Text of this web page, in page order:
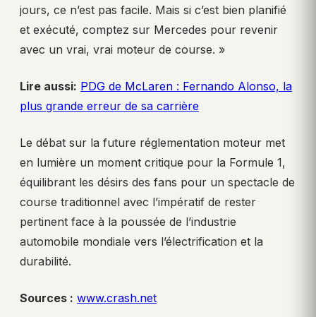
jours, ce n’est pas facile. Mais si c’est bien planifié
et exécuté, comptez sur Mercedes pour revenir
avec un vrai, vrai moteur de course. »
Lire aussi: PDG de McLaren : Fernando Alonso, la
plus grande erreur de sa carrière
Le débat sur la future réglementation moteur met
en lumière un moment critique pour la Formule 1,
équilibrant les désirs des fans pour un spectacle de
course traditionnel avec l’impératif de rester
pertinent face à la poussée de l’industrie
automobile mondiale vers l’électrification et la
durabilité.
Sources : www.crash.net